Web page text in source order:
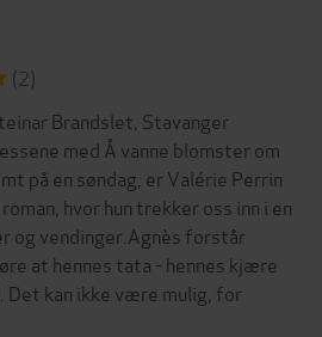
(2)
Brandslet, Stavanger
med Å vanne blomster om
på en søndag, er Valérie Perrin
hvor hun trekker oss inn i en
og vendinger.Agnès forstår
at hennes tata - hennes kjære
kan ikke være mulig, for